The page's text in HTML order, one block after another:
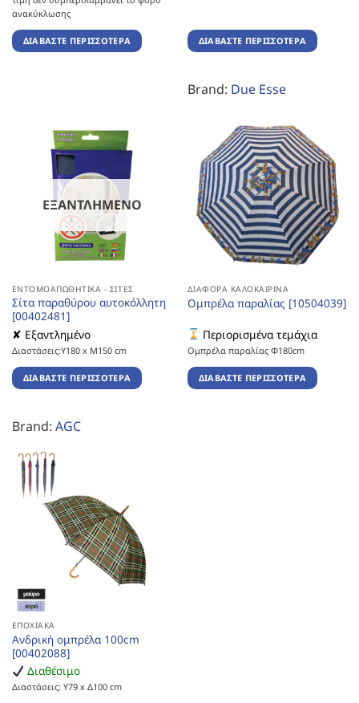
ανακύκλωσης
ΔΙΑΒΆΣΤΕ ΠΕΡΙΣΣΌΤΕΡΑ ΔΙΑΒΆΣΤΕ ΠΕΡΙΣΣΌΤΕΡΑ
Brand: Due Esse
ΕΞΑΝΤΛΗΜΈΝΟ
ΕΝΤΟΜΟΑΠΩΘΗΤΙΚΆ - ΣΊΤΕΣ
Σίτα παραθύρου αυτοκόλλητη
[00402481]
✘ Εξαντλημένο
Διαστάσεις:Υ180 x Μ150 cm
ΔΙΑΒΆΣΤΕ ΠΕΡΙΣΣΌΤΕΡΑ
Brand: AGC
ΔΙΆΦΟΡΑ ΚΑΛΟΚΑΙΡΙΝΆ
Ομπρέλα παραλίας [10504039]
Περιορισμένα τεμάχια
Ομπρέλα παραλίας Φ180cm
ΔΙΑΒΆΣΤΕ ΠΕΡΙΣΣΌΤΕΡΑ
ΕΠΟΧΙΑΚΆ
Ανδρική ομπρέλα 100cm
[00402088]
Διαθέσιμο
Διαστάσεις: Υ79 x Δ100 cm